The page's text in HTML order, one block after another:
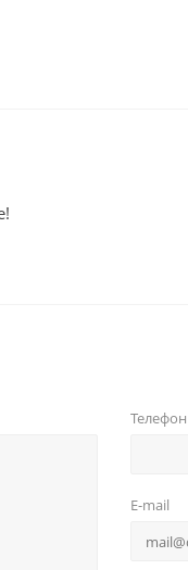
Телефон
E-mail